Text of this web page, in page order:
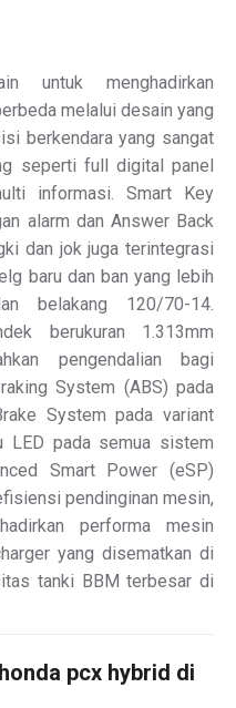
untuk menghadirkan
melalui desain yang
berkendara yang sangat
seperti full digital panel
informasi. Smart Key
alarm dan Answer Back
dan jok juga terintegrasi
baru dan ban yang lebih
belakang 120/70-14.
berukuran 1.313mm
pengendalian bagi
System (ABS) pada
System pada variant
LED pada semua sistem
Smart Power (eSP)
pendinginan mesin,
performa mesin
yang disematkan di
tanki BBM terbesar di
pcx hybrid di